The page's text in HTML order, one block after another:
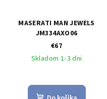
MASERATI MAN JEWELS
JM334AXO06
€67
Skladom 1-3 dni